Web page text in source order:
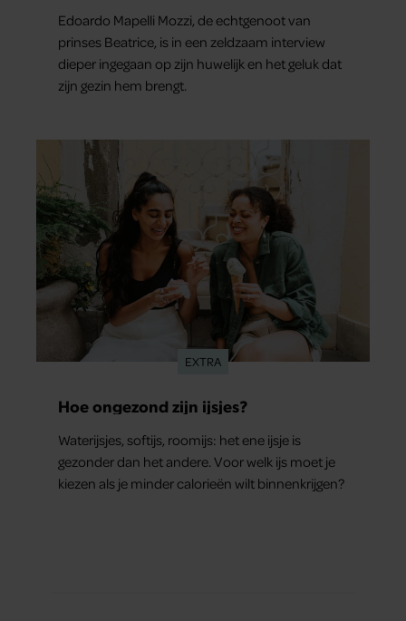
Edoardo Mapelli Mozzi, de echtgenoot van
prinses Beatrice, is in een zeldzaam interview
dieper ingegaan op zijn huwelijk en het geluk dat
zijn gezin hem brengt.
EXTRA
Hoe ongezond zijn ijsjes?
Waterijsjes, softijs, roomijs: het ene ijsje is
gezonder dan het andere. Voor welk ijs moet je
kiezen als je minder calorieën wilt binnenkrijgen?